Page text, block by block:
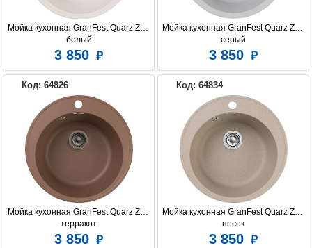
Мойка кухонная GranFest Quarz Z08
белый
3 850
Мойка кухонная GranFest Quarz Z08
серый
3 850
Код: 64826
Мойка кухонная GranFest Quarz Z08
терракот
3 850
Код: 64834
Мойка кухонная GranFest Quarz Z08
песок
3 850